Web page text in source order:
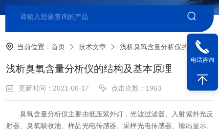
当前位置：首页 技术文章 浅析臭氧含量分析仪的结构及基本原理
浅析臭氧含量分析仪的结构及基本原理
更新时间：2021-06-17 点击次数：1963
臭氧含量分析仪主要由低压紫外灯，光波过滤器、入射紫外光反
射器、臭氧吸收池、样品光电传感器、采样光电传感器、输出显示、
电话咨询